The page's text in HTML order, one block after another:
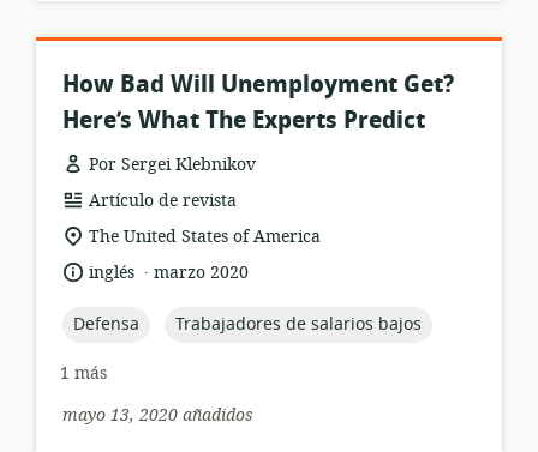
How Bad Will Unemployment Get?
Here’s What The Experts Predict
Por Sergei Klebnikov
formato
del
recurso:
Artículo de revista
ubicación
de
relevancia:
The United States of America
idioma:
inglés .
fecha
publicación:
marzo 2020
topic:
Defensa topic:
Trabajadores de salarios bajos
1 más
mayo 13, 2020 añadidos